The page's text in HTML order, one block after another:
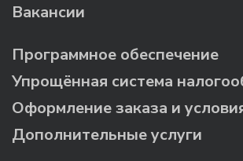
Вакансии
Программное обеспечение
Упрощённая система
Оформление заказа и
Дополнительные услуги